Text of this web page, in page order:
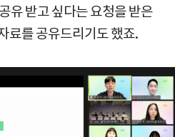
유 받고 싶다는 요청을 받은
료를 공유드리기도 했죠.